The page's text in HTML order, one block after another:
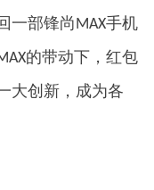
一部锋尚MAX手机
的带动下，红包
大创新，成为各